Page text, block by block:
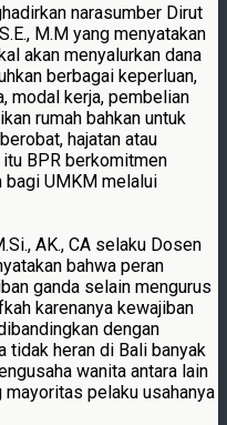
narasumber Dirut
M.M yang menyatakan
akan menyalurkan dana
berbagai keperluan,
modal kerja, pembelian
rumah bahkan untuk
hajatan atau
BPR berkomitmen
bagi UMKM melalui
AK., CA selaku Dosen
bahwa peran
ganda selain mengurus
karenanya kewajiban
dengan
tidak heran di Bali banyak
wanita antara lain
mayoritas pelaku usahanya